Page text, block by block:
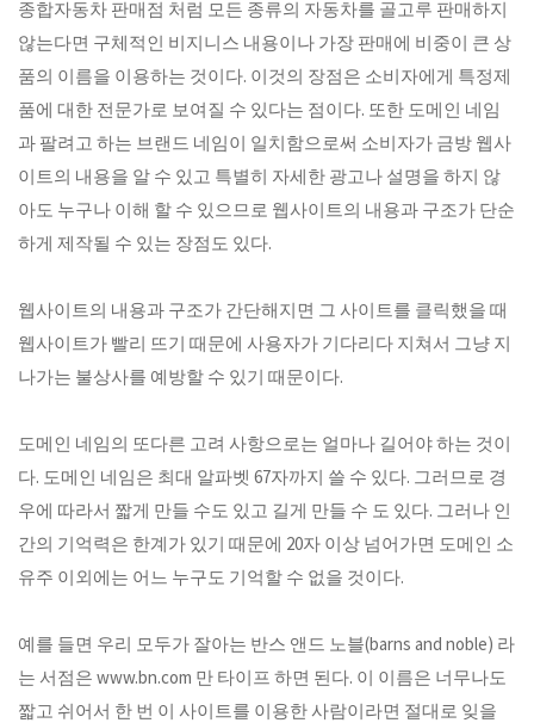
종합자동차 판매점 처럼 모든 종류의 자동차를 골고루 판매하지
않는다면 구체적인 비지니스 내용이나 가장 판매에 비중이 큰 상
품의 이름을 이용하는 것이다. 이것의 장점은 소비자에게 특정제
품에 대한 전문가로 보여질 수 있다는 점이다. 또한 도메인 네임
과 팔려고 하는 브랜드 네임이 일치함으로써 소비자가 금방 웹사
이트의 내용을 알 수 있고 특별히 자세한 광고나 설명을 하지 않
아도 누구나 이해 할 수 있으므로 웹사이트의 내용과 구조가 단순
하게 제작될 수 있는 장점도 있다.
웹사이트의 내용과 구조가 간단해지면 그 사이트를 클릭했을 때
웹사이트가 빨리 뜨기 때문에 사용자가 기다리다 지쳐서 그냥 지
나가는 불상사를 예방할 수 있기 때문이다.
도메인 네임의 또다른 고려 사항으로는 얼마나 길어야 하는 것이
다. 도메인 네임은 최대 알파벳 67자까지 쓸 수 있다. 그러므로 경
우에 따라서 짧게 만들 수도 있고 길게 만들 수 도 있다. 그러나 인
간의 기억력은 한계가 있기 때문에 20자 이상 넘어가면 도메인 소
유주 이외에는 어느 누구도 기억할 수 없을 것이다.
예를 들면 우리 모두가 잘아는 반스 앤드 노블(barns and noble) 라
는 서점은 www.bn.com 만 타이프 하면 된다. 이 이름은 너무나도
짧고 쉬어서 한 번 이 사이트를 이용한 사람이라면 절대로 잊을